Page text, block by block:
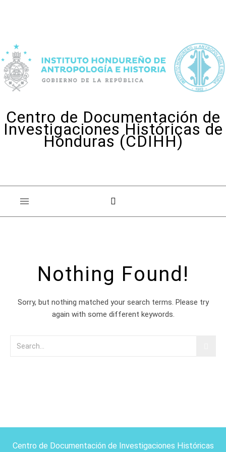
Centro de Documentación de
Investigaciones Históricas de
Honduras (CDIHH)
Nothing Found!
Sorry, but nothing matched your search terms. Please try
again with some different keywords.
Centro de Documentación de Investigaciones Históricas